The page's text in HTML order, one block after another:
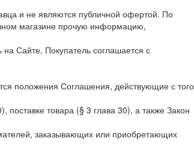
и не являются публичной офертой. По
магазине прочую информацию,
Сайте, Покупатель соглашается с
положения Соглашения, действующие с того
товара (§ 3 глава 30), а также Закон
заказывающих или приобретающих